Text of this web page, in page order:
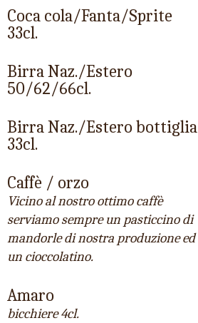
Coca cola/Fanta/Sprite
33cl.
Birra Naz./Estero
50/62/66cl.
Birra Naz./Estero bottiglia
33cl.
Caffè / orzo
Vicino al nostro ottimo caffè
serviamo sempre un pasticcino di
mandorle di nostra produzione ed
un cioccolatino.
Amaro
bicchiere 4cl.